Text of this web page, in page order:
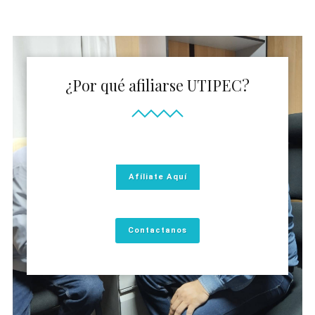
¿Por qué afiliarse UTIPEC?
Afíliate Aquí
Contactanos